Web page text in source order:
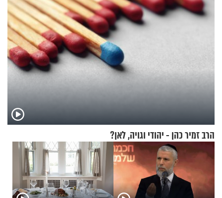
הרב זמיר כהן - יהודי וגויה, לאן?